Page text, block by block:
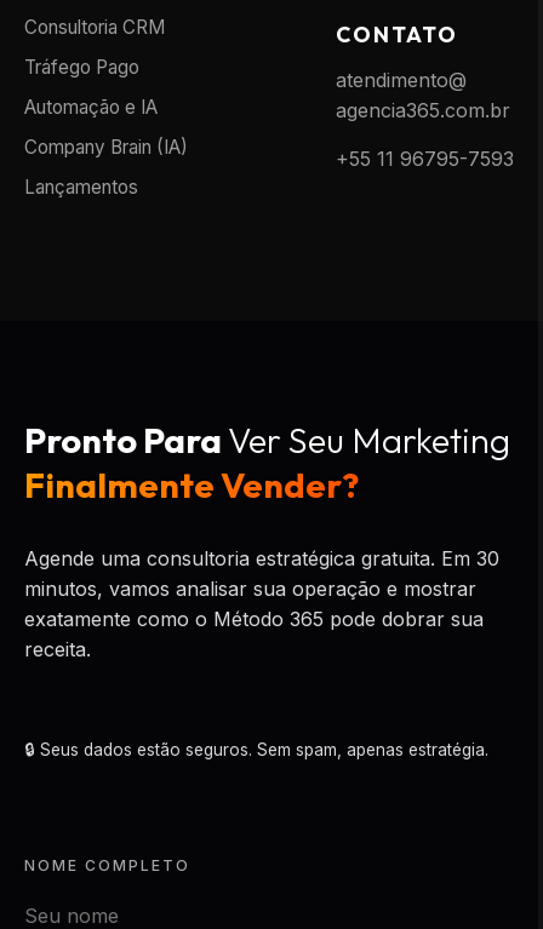
Consultoria CRM
Tráfego Pago
Automação e IA
Company Brain (IA)
Lançamentos
CONTATO
atendimento@
agencia365.com.br
+55 11 96795-7593
Pronto ParaVer Seu Marketing
Finalmente Vender?
Agende uma consultoria estratégica gratuita. Em 30
minutos, vamos analisar sua operação e mostrar
exatamente como o Método 365 pode dobrar sua
receita.
🔒 Seus dados estão seguros. Sem spam, apenas estratégia.
NOME COMPLETO